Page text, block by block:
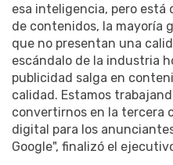
esa inteligencia, pero está
de contenidos, la mayoría
que no presentan una
escándalo de la industria
publicidad salga en
calidad. Estamos
convertirnos en la tercera
digital para los
Google", finalizó el